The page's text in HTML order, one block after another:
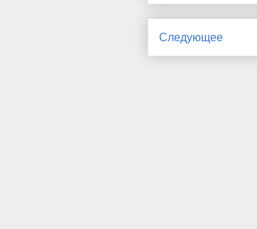
Следующее